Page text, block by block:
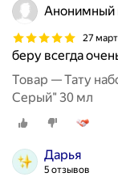
Анонимный
27
беру всегда
Товар — Тату
Серый" 30 мл
Дарья
5 отзывов